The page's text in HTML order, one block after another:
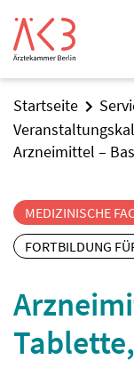
Startseite
Arzneimittel –
MEDIZINISCHE
FORTBILDUNG